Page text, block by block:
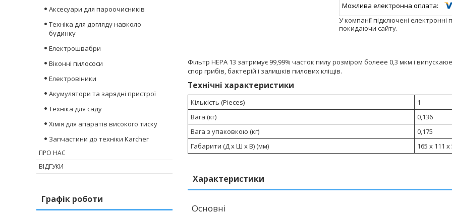
У компанії підключені
покидаючи сайту.
Фільтр HEPA 13 затримує 99,99% часток пилу розміром болеее 0,3 мкм і
спор грибів, бактерій і залишків пилових кліщів.
Технічні характеристики
Кількість (Pieces)
1
Вага (кг)
0,136
Вага з упаковкою (кг)
0,175
Габарити (Д х Ш х В) (мм)
165 x 111 x
Характеристики
Основні
Аксесуари для пароочисників
Техніка для догляду навколо
будинку
Електрошвабри
Віконні пилососи
Електровіники
Акумулятори та зарядні пристрої
Техніка для саду
Хімія для апаратів високого тиску
Запчастини до техніки Karcher
ПРО НАС
ВІДГУКИ
Графік роботи